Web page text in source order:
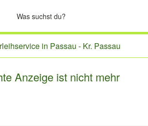
in Passau - Kr. Passau
Anzeige ist nicht mehr